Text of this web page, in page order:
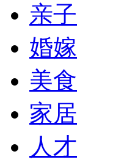
亲子
婚嫁
美食
家居
人才